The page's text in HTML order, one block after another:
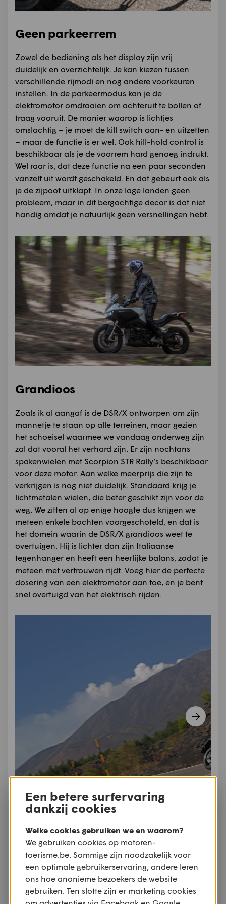
Geen parkeerrem
Zowel de bediening als het display zijn vrij
duidelijk en overzichtelijk. Je kan kiezen tussen
verschillende rijmodi en nog andere voorkeuren
instellen. In de parkeermodus kan je de
elektromotor omdraaien om achteruit te bollen of
traag vooruit. De manier waarop is lichtjes
omslachtig – je moet de kill switch aan- en uitzetten
– maar de functie is er wel. Ook hill-hold control is
beschikbaar als je de voorrem hard genoeg indrukt.
Wel raar is, dat deze functie na een paar seconden
vanzelf uit wordt geschakeld. En dat gebeurt ook als
je de zijpoot uitklapt. In onze lage landen geen
probleem, maar in dit bergachtige decor is dat niet
handig omdat je natuurlijk geen versnellingen hebt.
Grandioos
Zoals ik al aangaf is de DSR/X ontworpen om zijn
mannetje te staan op alle terreinen, maar gezien
het schoeisel waarmee we vandaag onderweg zijn
zal dat vooral het verhard zijn. Er zijn nochtans
spakenwielen met Scorpion STR Rally’s beschikbaar
voor deze motor. Aan welke meerprijs die zijn te
verkrijgen is nog niet duidelijk. Standaard krijg je
lichtmetalen wielen, die beter geschikt zijn voor de
weg. We zitten al op enige hoogte dus krijgen we
meteen enkele bochten voorgeschoteld, en dat is
het domein waarin de DSR/X grandioos weet te
overtuigen. Hij is lichter dan zijn Italiaanse
tegenhanger en heeft een heerlijke balans, zodat je
meteen met vertrouwen rijdt. Voeg hier de perfecte
dosering van een elektromotor aan toe, en je bent
snel overtuigd van het elektrisch rijden.
Lavazand
We stoppen even aan de zijkant van de weg om
onze in- stellingen zoals tractiecontrole en ABS in
offroad-modus te zetten. Daarna duiken we het
mulle, zwarte lavazand in. Het voelt met deze
Een betere surfervaring
dankzij cookies
Welke cookies gebruiken we en waarom?
We gebruiken cookies op motoren-
toerisme.be. Sommige zijn noodzakelijk voor
een optimale gebruikerservaring, andere leren
ons hoe anonieme bezoekers de website
gebruiken. Ten slotte zijn er marketing cookies